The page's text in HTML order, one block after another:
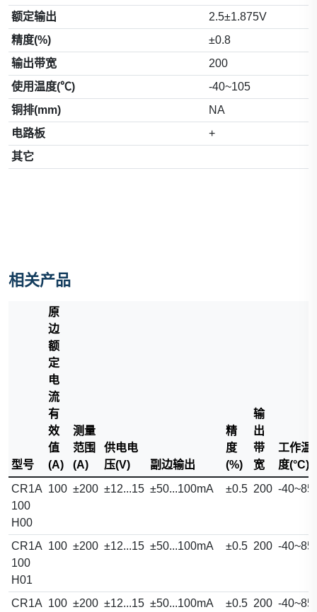
额定输出
2.5±1.875V
精度(%)
±0.8
输出带宽
200
使用温度(℃)
-40~105
铜排(mm)
NA
电路板
+
其它
相关产品
型号
原
边
额
定
电
流
有
效
值
(A)
测量
范围
(A)
供电电
压(V)
副边输出
精
度
(%)
输
出
带
宽
工作温
度(°C)
CR1A
100
H00
100 ±200 ±12...15 ±50...100mA ±0.5 200 -40~85
CR1A
100
H01
100 ±200 ±12...15 ±50...100mA ±0.5 200 -40~85
CR1A 100 ±200 ±12...15 ±50...100mA ±0.5 200 -40~85